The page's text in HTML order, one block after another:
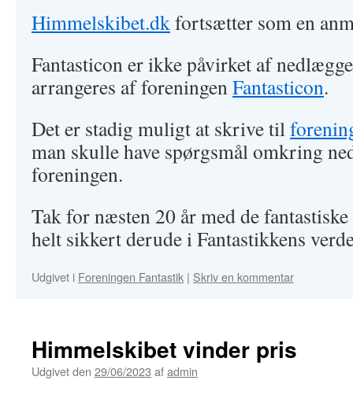
Himmelskibet.dkfortsætter som en
Fantasticon er ikke påvirket af
arrangeres af foreningenFantasticon.
Det er stadig muligt at skrive til
man skulle have spørgsmål omkring
foreningen.
Tak for næsten 20 år med de
helt sikkert derude i Fantastikkens
Udgivet i Foreningen Fantastik | Skriv en kommentar
Himmelskibet vinder pris
Udgivet den 29/06/2023 afadmin